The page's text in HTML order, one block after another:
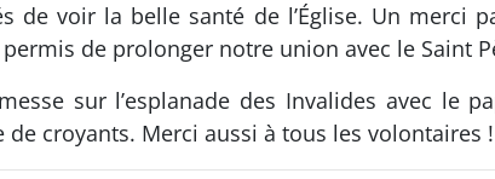
de voir la belle santé de l’Église. Un merci
de prolonger notre union avec le Saint
sur l’esplanade des Invalides avec le
croyants. Merci aussi à tous les volontaires !